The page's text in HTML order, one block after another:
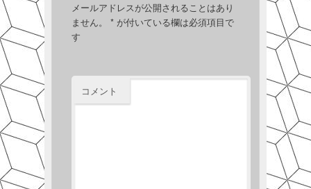
メールアドレスが公開されることはあり
ません。
*が付いている欄は必須項目で
す
コメント